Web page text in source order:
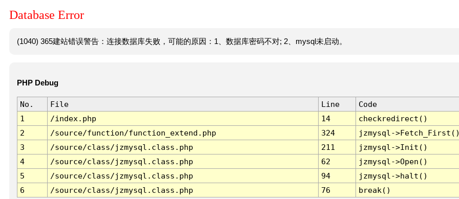
Database Error
(1040) 365建站错误警告：连接数据库失败，可能的原因：1、数据库密码不对; 2、mysql未启动。
PHP Debug
No. File Line
Code
1
/index.php 14
checkredirect()
2
/source/function/function_extend.php 324
jzmysql-
3
/source/class/jzmysql.class.php 211
jzmysql->Init()
4
/source/class/jzmysql.class.php 62
jzmysql->Open()
5
/source/class/jzmysql.class.php 94
jzmysql->halt()
6
/source/class/jzmysql.class.php 76 break()